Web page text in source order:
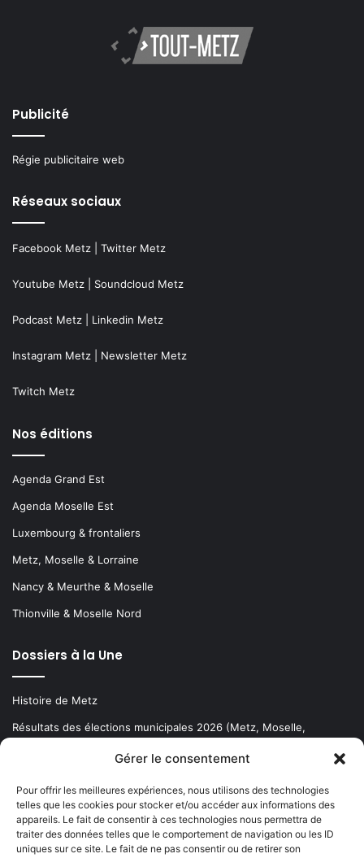
Gérer le consentement
Pour offrir les meilleures expériences, nous utilisons des technologies
telles que les cookies pour stocker et/ou accéder aux informations des
appareils. Le fait de consentir à ces technologies nous permettra de
traiter des données telles que le comportement de navigation ou les ID
uniques sur ce site. Le fait de ne pas consentir ou de retirer son
Publicité
Régie publicitaire web
Réseaux sociaux
Facebook Metz Twitter Metz
Youtube Metz Soundcloud Metz
Podcast Metz Linkedin Metz
Instagram Metz Newsletter Metz
Twitch Metz
Nos éditions
Agenda Grand Est
Agenda Moselle Est
Luxembourg & frontaliers
Metz, Moselle & Lorraine
Nancy & Meurthe & Moselle
Thionville & Moselle Nord
Dossiers à la Une
Histoire de Metz
Résultats des élections municipales 2026 (Metz, Moselle,
Newsletter gratuite